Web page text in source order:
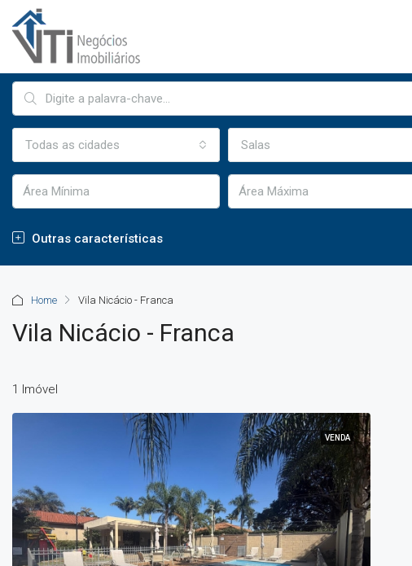
Todas as cidades Salas
Outras características
Home Vila Nicácio - Franca
Vila Nicácio - Franca
1 Imóvel
VENDA